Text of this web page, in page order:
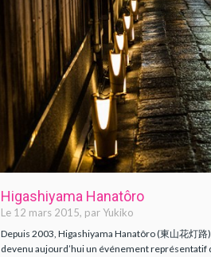
Higashiyama Hanatôro
Le 12 mars 2015, par Yukiko
Depuis 2003, Higashiyama Hanatôro (東山花灯
devenu aujourd’hui un événement représentatif